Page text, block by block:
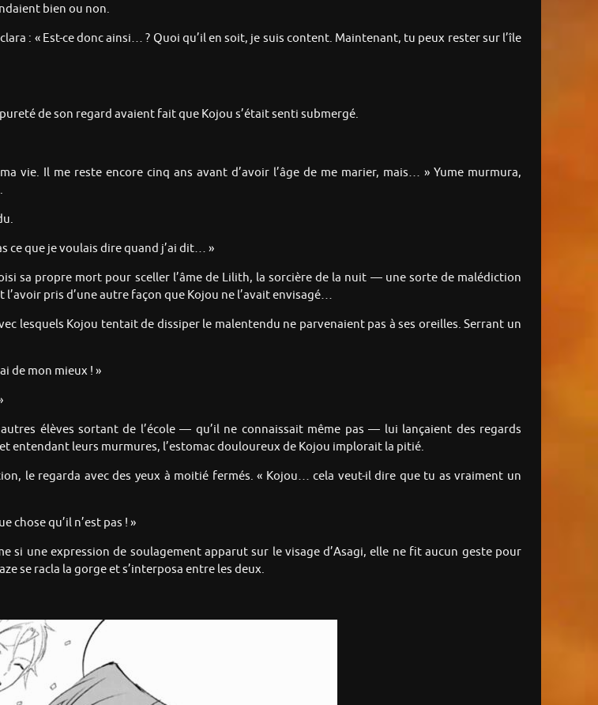
bien ou non.
: « Est-ce donc ainsi… ? Quoi qu’il en soit, je suis content. Maintenant, tu peux rester sur l’île
de son regard avaient fait que Kojou s’était senti submergé.
vie. Il me reste encore cinq ans avant d’avoir l’âge de me marier, mais… » Yume murmura,
ce que je voulais dire quand j’ai dit… »
sa propre mort pour sceller l’âme de Lilith, la sorcière de la nuit — une sorte de malédiction
pris d’une autre façon que Kojou ne l’avait envisagé…
lesquels Kojou tentait de dissiper le malentendu ne parvenaient pas à ses oreilles. Serrant un
de mon mieux ! »
élèves sortant de l’école — qu’il ne connaissait même pas — lui lançaient des regards
entendant leurs murmures, l’estomac douloureux de Kojou implorait la pitié.
le regarda avec des yeux à moitié fermés. « Kojou… cela veut-il dire que tu as vraiment un
chose qu’il n’est pas ! »
si une expression de soulagement apparut sur le visage d’Asagi, elle ne fit aucun geste pour
se racla la gorge et s’interposa entre les deux.